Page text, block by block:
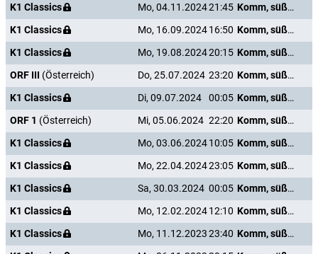
K1 Classics
Mo, 04.11.202421:45
Komm, süßer Tod
K1 Classics
Mo, 16.09.202416:50
Komm, süßer Tod
K1 Classics
Mo, 19.08.202420:15
Komm, süßer Tod
ORF III (Österreich) Do, 25.07.2024 23:20
Komm, süßer Tod
K1 Classics
Di, 09.07.2024 00:05
Komm, süßer Tod
ORF 1 (Österreich) Mi, 05.06.2024 22:20
Komm, süßer Tod
K1 Classics
Mo, 03.06.202410:05
Komm, süßer Tod
K1 Classics
Mo, 22.04.202423:05
Komm, süßer Tod
K1 Classics
Sa, 30.03.2024 00:05
Komm, süßer Tod
K1 Classics
Mo, 12.02.202412:10
Komm, süßer Tod
K1 Classics
Mo, 11.12.202323:40
Komm, süßer Tod